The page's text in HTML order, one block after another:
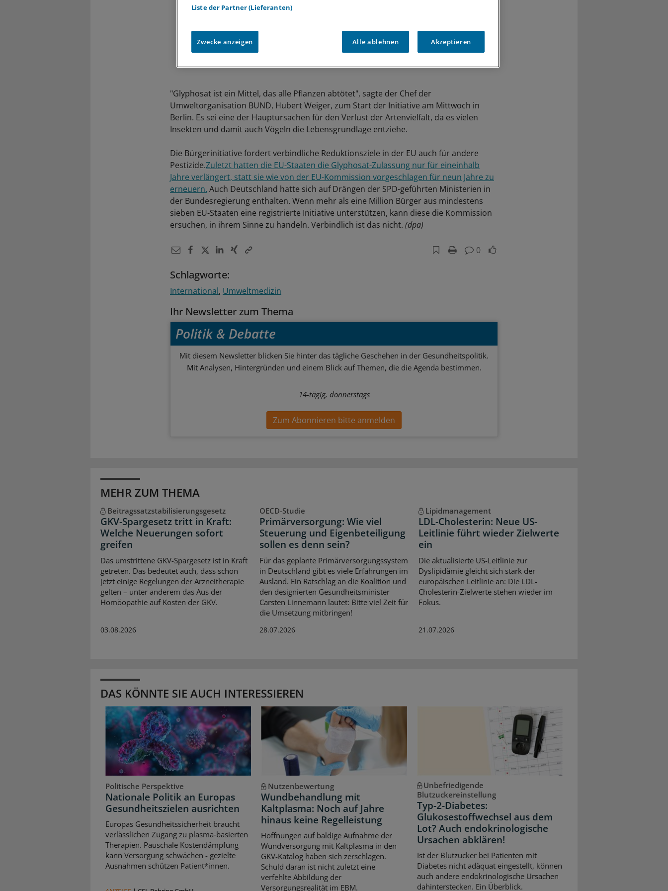
"Glyphosat ist ein Mittel, das alle Pflanzen abtötet", sagte der Chef der
Umweltorganisation BUND, Hubert Weiger, zum Start der Initiative am Mittwoch in
Berlin. Es sei eine der Hauptursachen für den Verlust der Artenvielfalt, da es vielen
Insekten und damit auch Vögeln die Lebensgrundlage entziehe.
Die Bürgerinitiative fordert verbindliche Reduktionsziele in der EU auch für andere
Pestizide.Zuletzt hatten die EU-Staaten die Glyphosat-Zulassung nur für eineinhalb
Jahre verlängert, statt sie wie von der EU-Kommission vorgeschlagen für neun Jahre zu
erneuern. Auch Deutschland hatte sich auf Drängen der SPD-geführten Ministerien in
der Bundesregierung enthalten. Wenn mehr als eine Million Bürger aus mindestens
sieben EU-Staaten eine registrierte Initiative unterstützen, kann diese die Kommission
ersuchen, in ihrem Sinne zu handeln. Verbindlich ist das nicht. (dpa)
0
Schlagworte:
International Umweltmedizin
Ihr Newsletter zum Thema
Politik & Debatte
Mit diesem Newsletter blicken Sie hinter das tägliche Geschehen in der Gesundheitspolitik.
Mit Analysen, Hintergründen und einem Blick auf Themen, die die Agenda bestimmen.
14-tägig, donnerstags
Zum Abonnieren bitte anmelden
MEHR ZUM THEMA
Beitragssatzstabilisierungsgesetz
GKV-Spargesetz tritt in Kraft:
Welche Neuerungen sofort
greifen
Das umstrittene GKV-Spargesetz ist in Kraft
getreten. Das bedeutet auch, dass schon
jetzt einige Regelungen der Arzneitherapie
gelten – unter anderem das Aus der
Homöopathie auf Kosten der GKV.
03.08.2026
OECD-Studie
Primärversorgung: Wie viel
Steuerung und Eigenbeteiligung
sollen es denn sein?
Für das geplante Primärversorgungssystem
in Deutschland gibt es viele Erfahrungen im
Ausland. Ein Ratschlag an die Koalition und
den designierten Gesundheitsminister
Carsten Linnemann lautet: Bitte viel Zeit für
die Umsetzung mitbringen!
28.07.2026
Lipidmanagement
LDL-Cholesterin: Neue US-
Leitlinie führt wieder Zielwerte
ein
Die aktualisierte US-Leitlinie zur
Dyslipidämie gleicht sich stark der
europäischen Leitlinie an: Die LDL-
Cholesterin-Zielwerte stehen wieder im
Fokus.
21.07.2026
DAS KÖNNTE SIE AUCH INTERESSIEREN
Politische Perspektive
Nationale Politik an Europas
Gesundheitszielen ausrichten
Europas Gesundheitssicherheit braucht
verlässlichen Zugang zu plasma‑basierten
Therapien. Pauschale Kostendämpfung
kann Versorgung schwächen - gezielte
Ausnahmen schützen Patient*innen.
Nutzenbewertung
Wundbehandlung mit
Kaltplasma: Noch auf Jahre
hinaus keine Regelleistung
Hoffnungen auf baldige Aufnahme der
Wundversorgung mit Kaltplasma in den
GKV-Katalog haben sich zerschlagen.
Schuld daran ist nicht zuletzt eine
verfehlte Abbildung der
Versorgungsrealität im EBM.
Unbefriedigende
Blutzuckereinstellung
Typ-2-Diabetes:
Glukosestoffwechsel aus dem
Lot? Auch endokrinologische
Ursachen abklären!
Ist der Blutzucker bei Patienten mit
Diabetes nicht adäquat eingestellt, können
auch andere endokrinologische Ursachen
dahinterstecken. Ein Überblick.
Liste der Partner (Lieferanten)
Zwecke anzeigen Alle ablehnen Akzeptieren